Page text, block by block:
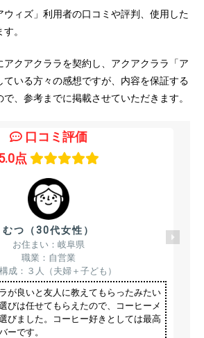
ウィズ」利用者の口コミや評判、使用した
。
アクアクララを契約し、アクアクララ「ア
ている方々の感想ですが、内容を保証する
、参考までに掲載させていただきます。
口コミ評価
点
むつ（30代女性）
お住まい：岐阜県
職業：自営業
成：３人（夫婦＋子ども）
が良いと友人に教えてもらったみたい
びは任せてもらえたので、コーヒーメ
びました。コーヒー好きとしては最高
ーです。